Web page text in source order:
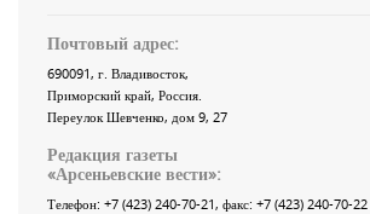
Почтовый адрес:
690091, г. Владивосток,
Приморский край, Россия
Переулок Шевченко, дом 9, 27
Редакция газеты
«Арсеньевские вести»:
Телефон: +7 (423) 240-70-21, факс: +7 (423) 240-70-22